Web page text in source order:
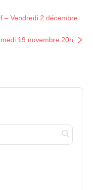
– Vendredi 2 décembre
19 novembre 20h